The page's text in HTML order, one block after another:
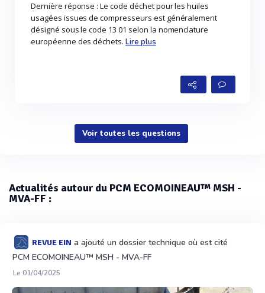
Dernière réponse : Le code déchet pour les huiles
usagées issues de compresseurs est généralement
désigné sous le code 13 01 selon la nomenclature
européenne des déchets.Lire plus
Voir toutes les questions
Actualités autour du PCM ECOMOINEAU™ MSH -
MVA-FF :
REVUE EIN a ajouté un dossier technique où est cité
PCM ECOMOINEAU™ MSH - MVA-FF
Le 01/04/2025